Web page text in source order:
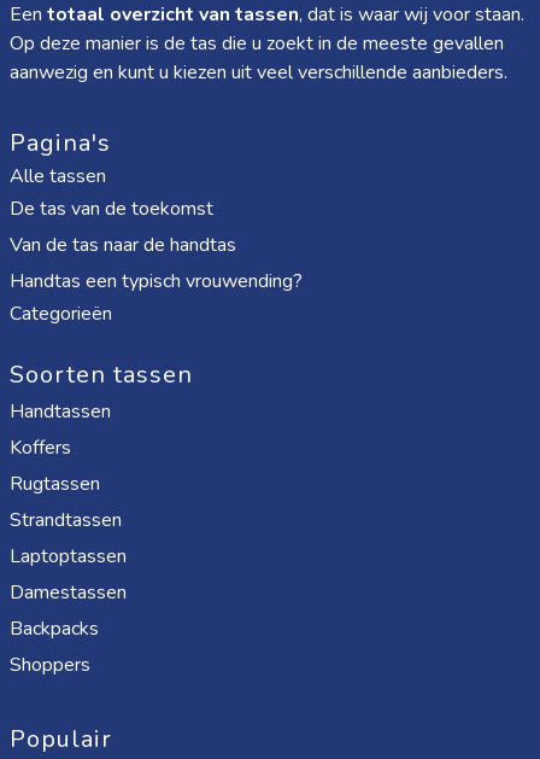
Een totaal overzicht van tassen, dat is waar wij voor staan.
Op deze manier is de tas die u zoekt in de meeste gevallen
aanwezig en kunt u kiezen uit veel verschillende aanbieders.
Pagina's
Alle tassen
De tas van de toekomst
Van de tas naar de handtas
Handtas een typisch vrouwending?
Categorieën
Soorten tassen
Handtassen
Koffers
Rugtassen
Strandtassen
Laptoptassen
Damestassen
Backpacks
Shoppers
Populair